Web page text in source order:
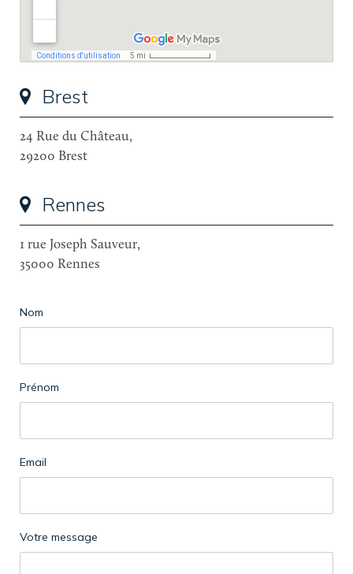
Brest
24 Rue du Château,
29200 Brest
Rennes
1 rue Joseph Sauveur,
35000 Rennes
Nom
Prénom
Email
Votre message